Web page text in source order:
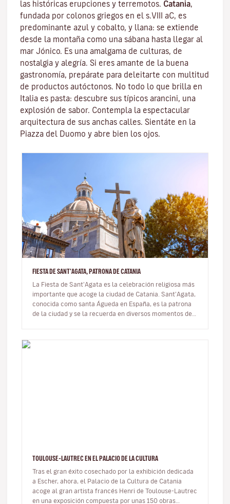
las históricas erupciones y terremotos. Catania,
fundada por colonos griegos en el s.VIII aC, es
predominante azul y cobalto, y llana: se extiende
desde la montaña como una sábana hasta llegar al
mar Jónico. Es una amalgama de culturas, de
nostalgia y alegría. Si eres amante de la buena
gastronomía, prepárate para deleitarte con multitud
de productos autóctonos. No todo lo que brilla en
Italia es pasta: descubre sus típicos arancini, una
explosión de sabor. Contempla la espectacular
arquitectura de sus anchas calles. Sientáte en la
Piazza del Duomo y abre bien los ojos.
FIESTA DE SANT'AGATA, PATRONA DE CATANIA
La Fiesta de Sant'Agata es la celebración religiosa más
importante que acoge la ciudad de Catania. Sant'Agata,
conocida como santa Águeda en España, es la patrona
de la ciudad y se la recuerda en diversos momentos del
TOULOUSE-LAUTREC EN EL PALACIO DE LA CULTURA
Tras el gran éxito cosechado por la exhibición dedicada
a Escher, ahora, el Palacio de la Cultura de Catania
acoge al gran artista francés Henri de Toulouse-Lautrec
en una exposición compuesta por unas 150 obras